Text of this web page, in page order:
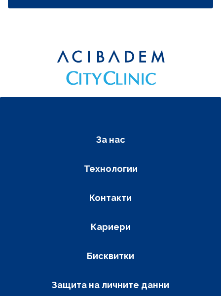
Фуутер навигация
За нас
Технологии
Контакти
Кариери
Бисквитки
Защита на личните данни